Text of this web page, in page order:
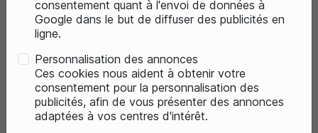
consentement quant à l'envoi de données à
Google dans le but de diffuser des publicités en
ligne.
Personnalisation des annonces
Ces cookies nous aident à obtenir votre
consentement pour la personnalisation des
publicités, afin de vous présenter des annonces
adaptées à vos centres d'intérêt.